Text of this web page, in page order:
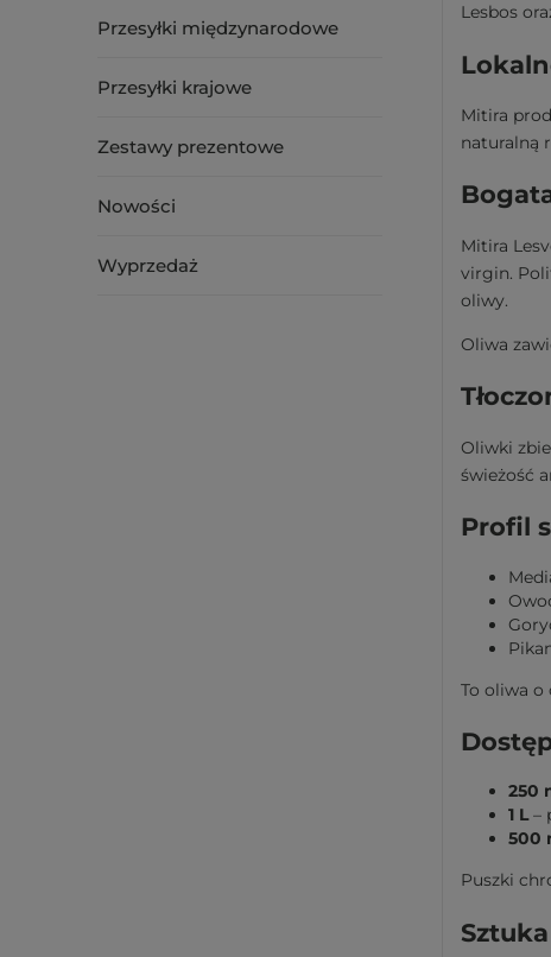
Przesyłki międzynarodowe
Przesyłki krajowe
Zestawy prezentowe
Nowości
Wyprzedaż
Lesbos
Mitira
naturalną
Mitira
virgin.
oliwy.
Oliwa
Oliwki
świeżość
Profil
To oliwa o
250
1 L–
500
Puszki